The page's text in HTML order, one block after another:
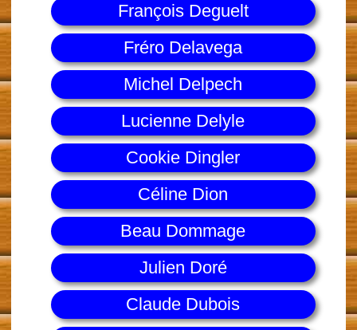
François Deguelt
Fréro Delavega
Michel Delpech
Lucienne Delyle
Cookie Dingler
Céline Dion
Beau Dommage
Julien Doré
Claude Dubois